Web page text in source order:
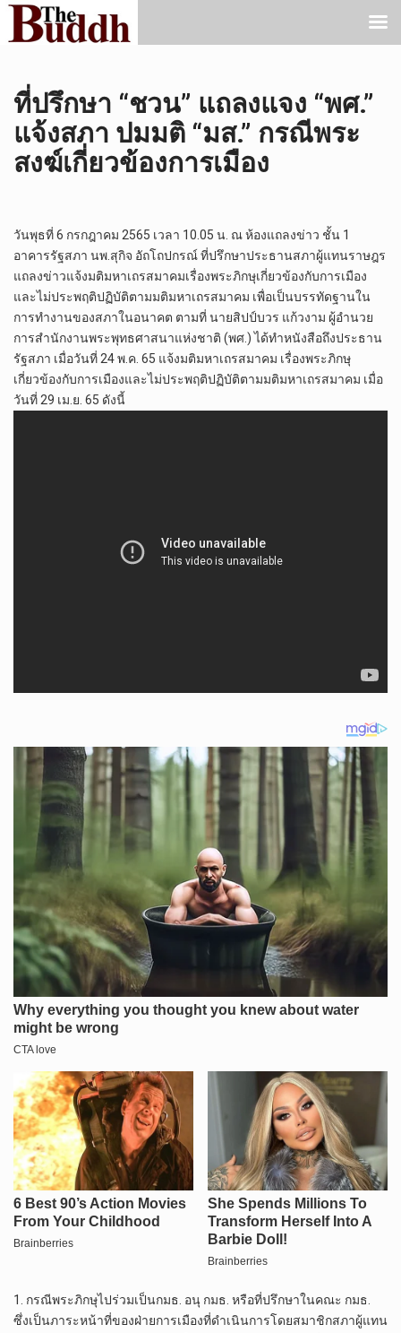
ที่ปรึกษา “ชวน” แถลงแจง “พศ.”
แจ้งสภา ปมมติ “มส.” กรณีพระ
สงฆ์เกี่ยวข้องการเมือง
วันพุธที่ 6 กรกฎาคม 2565 เวลา 10.05 น. ณ ห้องแถลงข่าว ชั้น 1
อาคารรัฐสภา นพ.สุกิจ อัถโถปกรณ์ ที่ปรึกษาประธานสภาผู้แทนราษฎร
แถลงข่าวแจ้งมติมหาเถรสมาคมเรื่องพระภิกษุเกี่ยวข้องกับการเมือง
และไม่ประพฤติปฏิบัติตามมติมหาเถรสมาคม เพื่อเป็นบรรทัดฐานใน
การทำงานของสภาในอนาคต ตามที่ นายสิปป์บวร แก้วงาม ผู้อำนวย
การสำนักงานพระพุทธศาสนาแห่งชาติ (พศ.) ได้ทำหนังสือถึงประธาน
รัฐสภา เมื่อวันที่ 24 พ.ค. 65 แจ้งมติมหาเถรสมาคม เรื่องพระภิกษุ
เกี่ยวข้องกับการเมืองและไม่ประพฤติปฏิบัติตามมติมหาเถรสมาคม เมื่อ
วันที่ 29 เม.ย. 65 ดังนี้
1. กรณีพระภิกษุไปร่วมเป็นกมธ. อนุ กมธ. หรือที่ปรึกษาในคณะ กมธ.
ซึ่งเป็นภาระหน้าที่ของฝ่ายการเมืองที่ดำเนินการโดยสมาชิกสภาผู้แทน